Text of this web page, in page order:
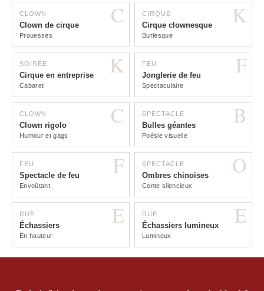
C
CLOWN
Clown de cirque
Prouesses
K
CIRQUE
Cirque clownesque
Burlesque
K
SOIRÉE
Cirque en entreprise
Cabaret
F
FEU
Jonglerie de feu
Spectaculaire
C
CLOWN
Clown rigolo
Humour et gags
B
SPECTACLE
Bulles géantes
Poésie visuelle
F
FEU
Spectacle de feu
Envoûtant
O
SPECTACLE
Ombres chinoises
Conte silencieux
E
RUE
Échassiers
En hauteur
E
RUE
Échassiers lumineux
Lumineux